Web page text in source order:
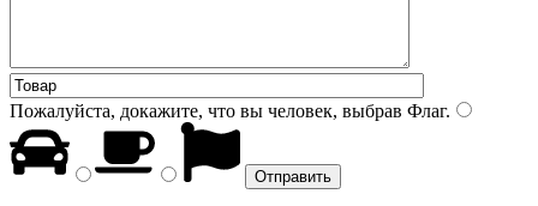
Пожалуйста, докажите, что вы человек, выбрав Флаг.